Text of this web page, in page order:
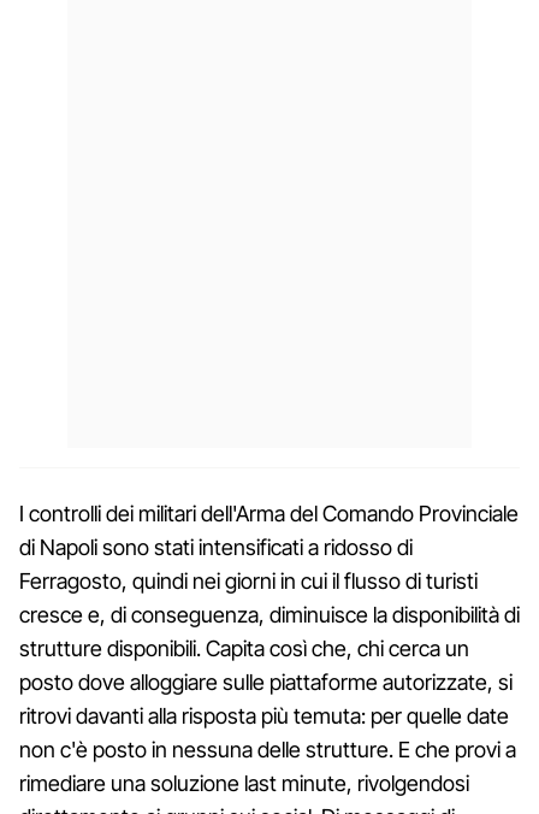
I controlli dei militari dell'Arma del Comando Provinciale
di Napoli sono stati intensificati a ridosso di
Ferragosto, quindi nei giorni in cui il flusso di turisti
cresce e, di conseguenza, diminuisce la disponibilità di
strutture disponibili. Capita così che, chi cerca un
posto dove alloggiare sulle piattaforme autorizzate, si
ritrovi davanti alla risposta più temuta: per quelle date
non c'è posto in nessuna delle strutture. E che provi a
rimediare una soluzione last minute, rivolgendosi